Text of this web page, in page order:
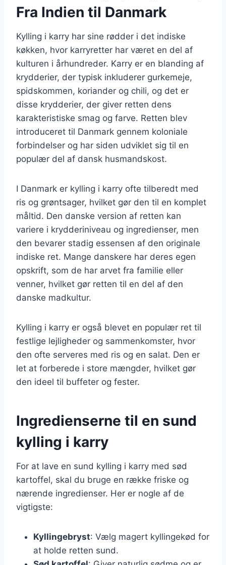
Fra Indien til Danmark
Kylling i karry har sine rødder i det indiske
køkken, hvor karryretter har været en del af
kulturen i århundreder. Karry er en blanding af
krydderier, der typisk inkluderer gurkemeje,
spidskommen, koriander og chili, og det er
disse krydderier, der giver retten dens
karakteristiske smag og farve. Retten blev
introduceret til Danmark gennem koloniale
forbindelser og har siden udviklet sig til en
populær del af dansk husmandskost.
I Danmark er kylling i karry ofte tilberedt med
ris og grøntsager, hvilket gør den til en komplet
måltid. Den danske version af retten kan
variere i krydderiniveau og ingredienser, men
den bevarer stadig essensen af den originale
indiske ret. Mange danskere har deres egen
opskrift, som de har arvet fra familie eller
venner, hvilket gør retten til en del af den
danske madkultur.
Kylling i karry er også blevet en populær ret til
festlige lejligheder og sammenkomster, hvor
den ofte serveres med ris og en salat. Den er
let at forberede i store mængder, hvilket gør
den ideel til buffeter og fester.
Ingredienserne til en sund
kylling i karry
For at lave en sund kylling i karry med sød
kartoffel, skal du bruge en række friske og
nærende ingredienser. Her er nogle af de
vigtigste:
Kyllingebryst: Vælg magert kyllingekød for
at holde retten sund.